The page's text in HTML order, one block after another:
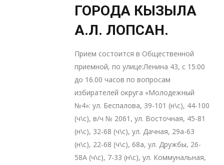
ГОРОДА КЫЗЫЛА
А.Л. ЛОПСАН.
Прием состоится в Общественной
приемной, по улице:Ленина 43, с 15:00
до 16.00 часов по вопросам
избирателей округа «Молодежный
№4»: ул. Беспалова, 39-101 (н\с), 44-100
(ч\с), в/ч № 2061, ул. Восточная, 45-81
(н\с), 32-68 (ч\с), ул. Дачная, 29а-63
(н\с), 22-68 (ч\с), 68а, ул. Дружбы, 26-
58А (ч\с), 7-33 (н\с), ул. Коммунальная,